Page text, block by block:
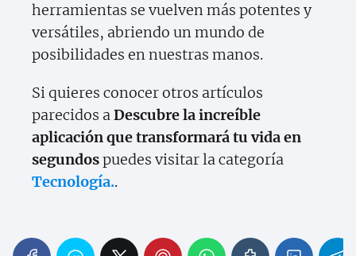
herramientas se vuelven más potentes y
versátiles, abriendo un mundo de
posibilidades en nuestras manos.
Si quieres conocer otros artículos
parecidos aDescubre la increíble
aplicación que transformará tu vida en
segundospuedes visitar la categoría
Tecnología..